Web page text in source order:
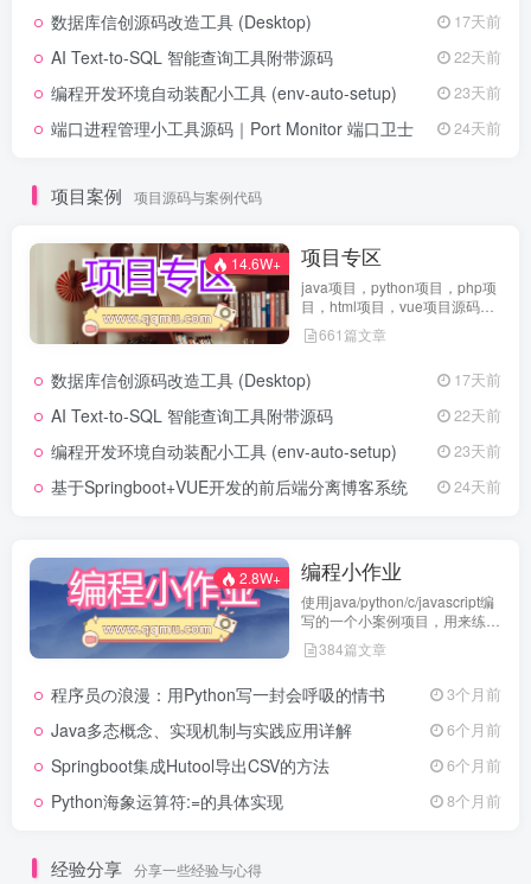
数据库信创源码改造工具 (Desktop) 17天前
AI Text-to-SQL 智能查询工具附带源码 22天前
编程开发环境自动装配小工具 (env-auto-setup) 23天前
端口进程管理小工具源码｜Port Monitor 端口卫士 24天前
项目案例 项目源码与案例代码
14.6W+ 项目专区
java项目，python项目，php项
目，html项目，vue项目源码免
费查看661篇文章
数据库信创源码改造工具 (Desktop) 17天前
AI Text-to-SQL 智能查询工具附带源码 22天前
编程开发环境自动装配小工具 (env-auto-setup) 23天前
基于Springboot+VUE开发的前后端分离博客系统 24天前
2.8W+ 编程小作业
使用java/python/c/javascript编
写的一个小案例项目，用来练习
代码编程
384篇文章
程序员の浪漫：用Python写一封会呼吸的情书 3个月前
Java多态概念、实现机制与实践应用详解 6个月前
Springboot集成Hutool导出CSV的方法 6个月前
Python海象运算符:=的具体实现 8个月前
经验分享 分享一些经验与心得